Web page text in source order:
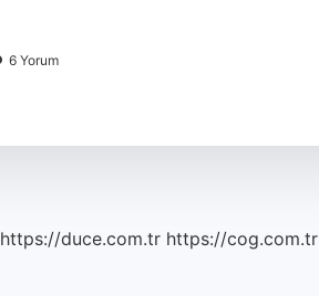
6 Yorum
https://duce.com.tr https://cog.com.tr